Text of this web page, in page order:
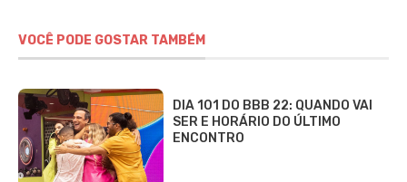
VOCÊ PODE GOSTAR TAMBÉM
DIA 101 DO BBB 22: QUANDO VAI
SER E HORÁRIO DO ÚLTIMO
ENCONTRO